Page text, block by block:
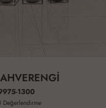
1300
Değerlendirme